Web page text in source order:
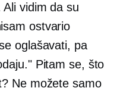
vidim da su
ostvario
oglašavati, pa
Pitam se, što
Ne možete samo